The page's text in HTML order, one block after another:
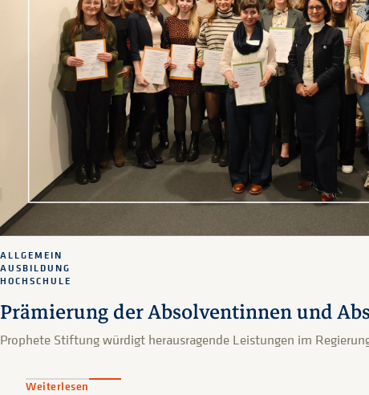
Prämierung der Absolventinnen und
ALLGEMEIN
AUSBILDUNG
HOCHSCHULE
Prophete Stiftung würdigt herausragende Leistungen im
Weiterlesen